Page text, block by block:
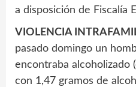
a disposición de Fiscalía
VIOLENCIA
pasado domingo un
encontraba alcoholizado
con 1,47 gramos de